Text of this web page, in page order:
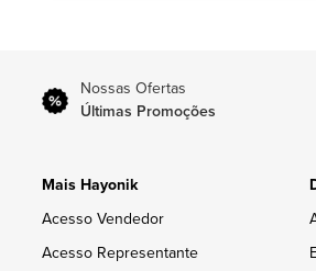
Nossas Ofertas
Últimas Promoções
Mais Hayonik
Acesso Vendedor
Acesso Representante